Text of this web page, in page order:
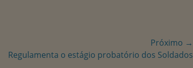
Próximo →
Regulamenta o estágio probatório dos Soldados